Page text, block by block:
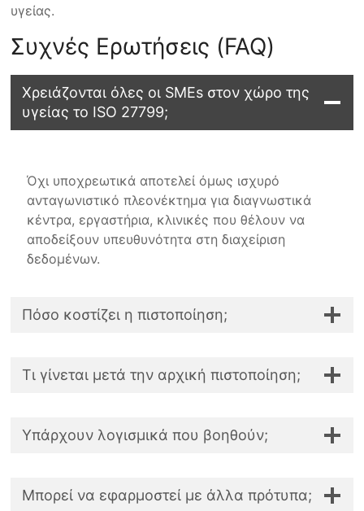
υγείας.
Συχνές Ερωτήσεις (FAQ)
Χρειάζονται όλες οι SMEs στον χώρο της
υγείας το ISO 27799;
Όχι υποχρεωτικά αποτελεί όμως ισχυρό
ανταγωνιστικό πλεονέκτημα για διαγνωστικά
κέντρα, εργαστήρια, κλινικές που θέλουν να
αποδείξουν υπευθυνότητα στη διαχείριση
δεδομένων.
Πόσο κοστίζει η πιστοποίηση;
Τι γίνεται μετά την αρχική πιστοποίηση;
Υπάρχουν λογισμικά που βοηθούν;
Μπορεί να εφαρμοστεί με άλλα πρότυπα;